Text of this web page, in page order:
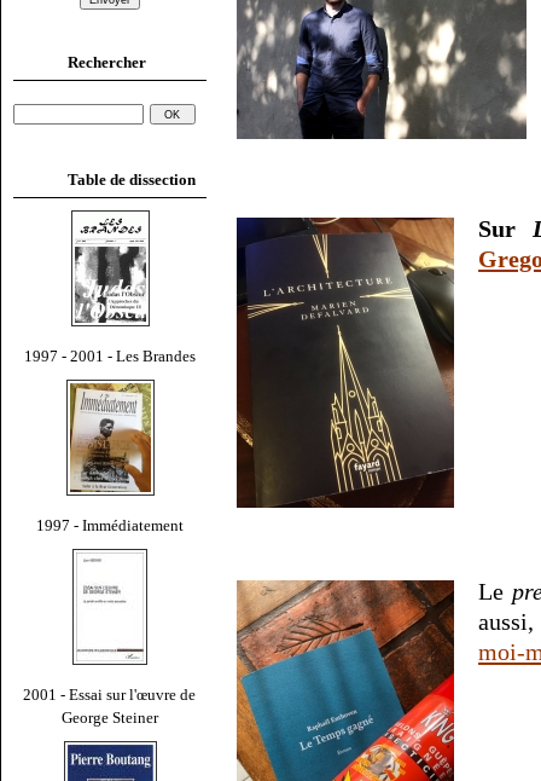
Rechercher
Table de dissection
1997 - 2001 - Les Brandes
1997 - Immédiatement
2001 - Essai sur l'œuvre de
George Steiner
Sur
Le
moi-